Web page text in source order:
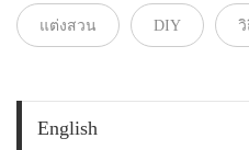
แต่งสวน DIY วิ
English